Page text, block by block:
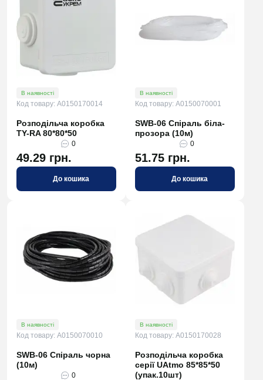
В наявності
Код товару: A0150170014
Розподільча коробка
TY-RA 80*80*50
0
49.29 грн.
До кошика
В наявності
Код товару: A0150070001
SWB-06 Спіраль біла-
прозора (10м)
0
51.75 грн.
До кошика
В наявності
Код товару: A0150070010
SWB-06 Спіраль чорна
(10м)
0
В наявності
Код товару: A0150170028
Розподільча коробка
серії UAtmo 85*85*50
(упак.10шт)